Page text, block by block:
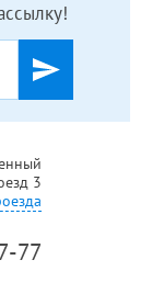
3
77